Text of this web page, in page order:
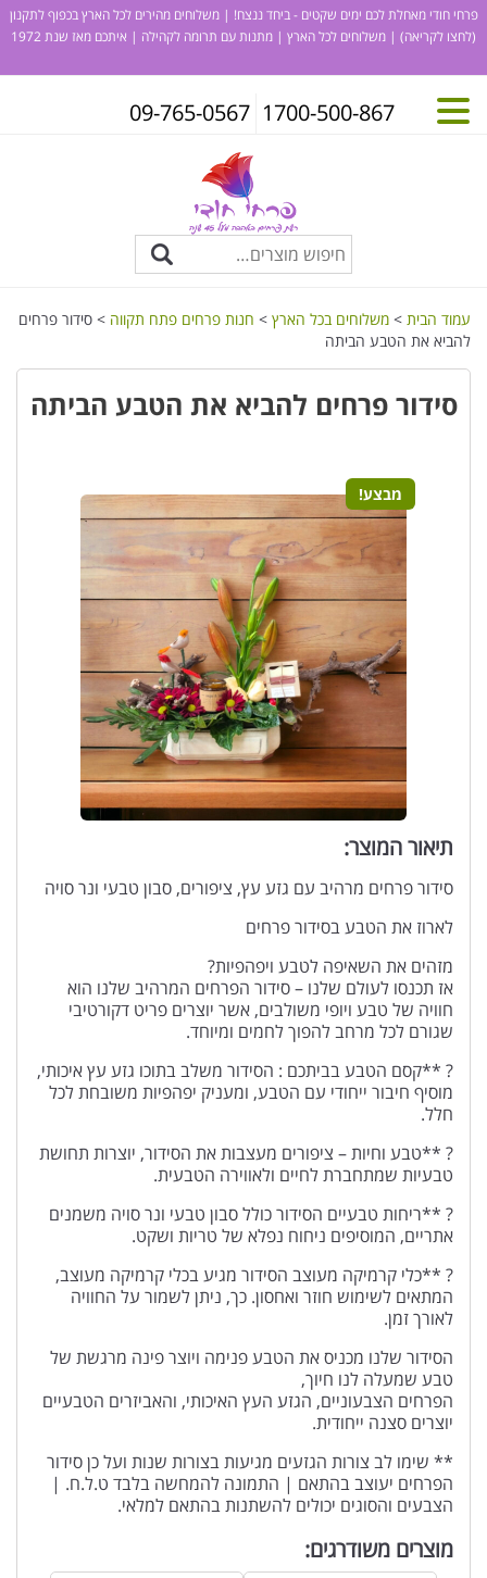
פרחי חודי מאחלת לכם ימים שקטים - ביחד ננצח! | משלוחים מהירים לכל הארץ בכפוף לתקנון
(לחצו לקריאה) | משלוחים לכל הארץ | מתנות עם תרומה לקהילה | איתכם מאז שנת 1972
1700-500-867
09-765-0567
עמוד הבית > משלוחים בכל הארץ > חנות פרחים פתח תקווה > סידור פרחים
להביא את הטבע הביתה
סידור פרחים להביא את הטבע הביתה
מבצע!
תיאור המוצר:
סידור פרחים מרהיב עם גזע עץ, ציפורים, סבון טבעי ונר סויה
לארוז את הטבע בסידור פרחים
מזהים את השאיפה לטבע ויפהפיות?
אז תכנסו לעולם שלנו – סידור הפרחים המרהיב שלנו הוא
חוויה של טבע ויופי משולבים, אשר יוצרים פריט דקורטיבי
שגורם לכל מרחב להפוך לחמים ומיוחד.
? **קסם הטבע בביתכם : הסידור משלב בתוכו גזע עץ איכותי,
מוסיף חיבור ייחודי עם הטבע, ומעניק יפהפיות משובחת לכל
חלל.
? **טבע וחיות – ציפורים מעצבות את הסידור, יוצרות תחושת
טבעיות שמתחברת לחיים ולאווירה הטבעית.
? **ריחות טבעיים הסידור כולל סבון טבעי ונר סויה משמנים
אתריים, המוסיפים ניחוח נפלא של טריות ושקט.
? **כלי קרמיקה מעוצב הסידור מגיע בכלי קרמיקה מעוצב,
המתאים לשימוש חוזר ואחסון. כך, ניתן לשמור על החוויה
לאורך זמן.
הסידור שלנו מכניס את הטבע פנימה ויוצר פינה מרגשת של
טבע שמעלה לנו חיוך,
הפרחים הצבעוניים, הגזע העץ האיכותי, והאביזרים הטבעיים
יוצרים סצנה ייחודית.
** שימו לב צורות הגזעים מגיעות בצורות שנות ועל כן סידור
הפרחים יעוצב בהתאם | התמונה להמחשה בלבד ט.ל.ח. |
הצבעים והסוגים יכולים להשתנות בהתאם למלאי.
מוצרים משודרגים: